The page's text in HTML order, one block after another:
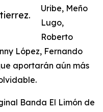
Uribe, Meño
Lugo,
Roberto
López, Fernando
aportarán aún más
Banda El Limón de